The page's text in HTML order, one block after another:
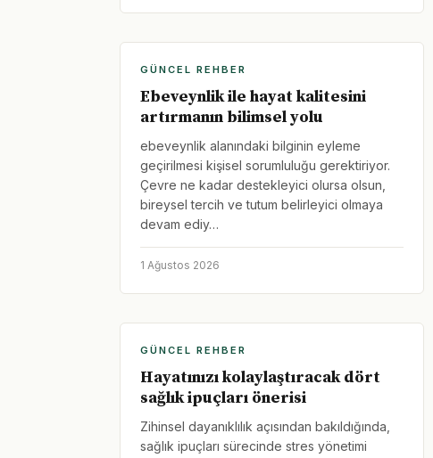
GÜNCEL REHBER
Ebeveynlik ile hayat kalitesini
artırmanın bilimsel yolu
ebeveynlik alanındaki bilginin eyleme
geçirilmesi kişisel sorumluluğu gerektiriyor.
Çevre ne kadar destekleyici olursa olsun,
bireysel tercih ve tutum belirleyici olmaya
devam ediy…
1 Ağustos 2026
GÜNCEL REHBER
Hayatınızı kolaylaştıracak dört
sağlık ipuçları önerisi
Zihinsel dayanıklılık açısından bakıldığında,
sağlık ipuçları sürecinde stres yönetimi